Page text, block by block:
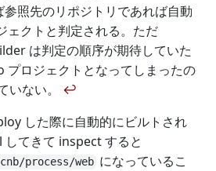
照先のリポジトリであれば自動
ェクトと判定される。ただ
は判定の順序が期待していた
プロジェクトとなってしまったの
いない。 ↩
した際に自動的にビルトされ
てきて inspect すると
process/web になっているこ